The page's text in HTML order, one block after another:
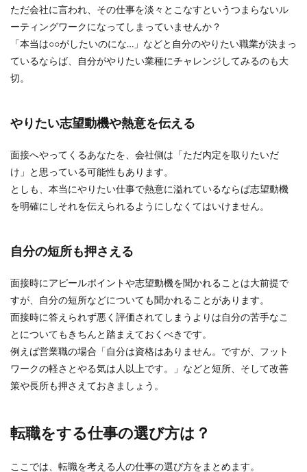
ただ会社に言われ、その仕事を淡々とこなすというつまらないル
ーティングワークになってしまっていませんか？
「本当は○○がしたいのにな…」などと自分のやりたい職業が決まっ
ているならば、自分がやりたい業種にチャレンジしてみるのも大
切。
やりたい志望動機や熱意を伝える
面接へやってくるあなたを、会社側は「ただ内定を取りたいだ
け」と思っている可能性もあります。
としも、本当にやりたい仕事で熱意に溢れているならば志望動機
を明確にしそれを伝えられるようにしなくてはいけません。
自分の短所も押さえる
面接時にアピールポイントや志望動機を聞かれることは大前提で
すが、自分の短所などについても聞かれることがあります。
面接時に答えられず悪く評価されてしまうよりは自分の苦手なこ
とについてもきちんと踏まえておくべきです。
例えば営業職の場合「自分は資格はありません。ですが、フット
ワークの軽さとやる気は人以上です。」などと短所、そして改善
策や長所も押さえておきましょう。
転職をする仕事の選び方は？
ここでは、転職を考える人の仕事の選び方をまとめます。